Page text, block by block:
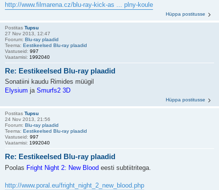
http://www.filmarena.cz/blu-ray-kick-as ... plny-koule
Hüppa postitusse
Postitas Tupsu
27 Nov 2013, 12:47
Foorum: Blu-ray plaadid
Teema: Eestikeelsed Blu-ray plaadid
Vastuseid: 997
Vaatamisi: 1992040
Re: Eestikeelsed Blu-ray plaadid
Sonatiini kaudu Rimides müügil
Elysium ja Smurfs2 3D
Hüppa postitusse
Postitas Tupsu
24 Nov 2013, 21:56
Foorum: Blu-ray plaadid
Teema: Eestikeelsed Blu-ray plaadid
Vastuseid: 997
Vaatamisi: 1992040
Re: Eestikeelsed Blu-ray plaadid
Poolas Fright Night 2: New Blood eesti subtiitritega.
http://www.poral.eu/fright_night_2_new_blood.php